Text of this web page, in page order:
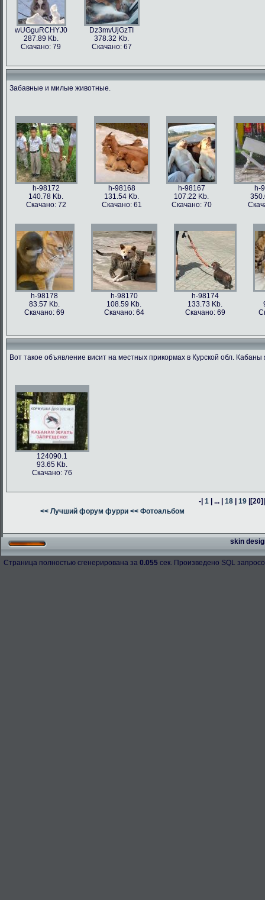
wUGguRCHYJ0
287.89 Kb.
Скачано: 79
Dz3mvUjGzTI
378.32 Kb.
Скачано: 67
Забавные и милые животные.
h-98172
140.78 Kb.
Скачано: 72
h-98168
131.54 Kb.
Скачано: 61
h-98167
107.22 Kb.
Скачано: 70
h-
h-98178
83.57 Kb.
Скачано: 69
h-98170
108.59 Kb.
Скачано: 64
h-98174
133.73 Kb.
Скачано: 69
h-98176
76.47 Kb.
Скачано: 63
h-98171
187.62 Kb.
Скачано: 66
h-98160
h-98164
Вот такое объявление висит на местных прикормах в Курской обл.
124090.1
93.65 Kb.
Скачано: 76
-| 1 | ... | 18 | 19 |[20]
<< Лучший форум фурри << Фотоальбом
skin
Страница полностью сгенерирована за 0.055 сек. Произведено SQL